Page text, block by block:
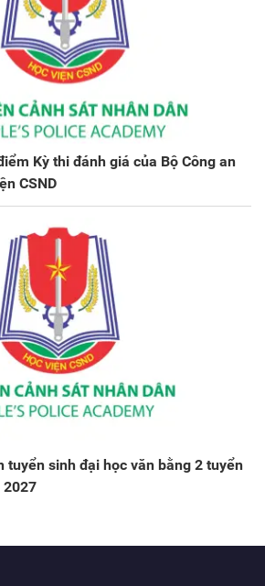
Kỳ thi đánh giá của Bộ Công an
CSND
tuyển sinh đại học văn bằng 2 tuyển
2027